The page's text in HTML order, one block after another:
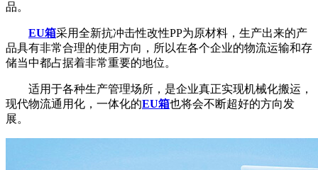
品。
EU箱采用全新抗冲击性改性PP为原材料，生产出来的产
品具有非常合理的使用方向，所以在各个企业的物流运输和存
储当中都占据着非常重要的地位。
适用于各种生产管理场所，是企业真正实现机械化搬运，
现代物流通用化，一体化的EU箱也将会不断超好的方向发
展。